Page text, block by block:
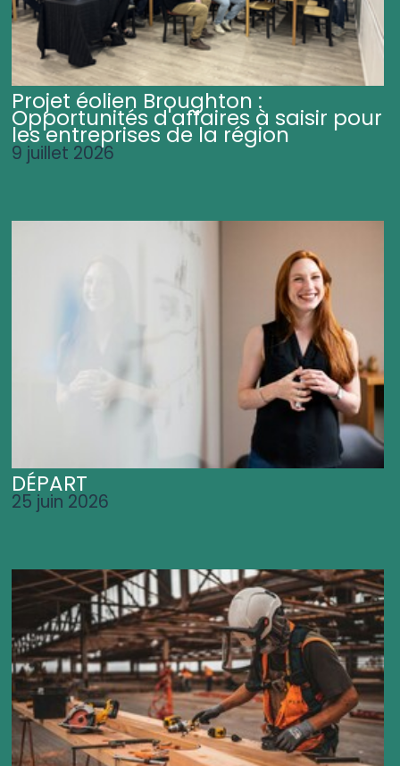
Projet éolien Broughton :
Opportunités d'affaires à saisir pour
les entreprises de la région
9 juillet 2026
DÉPART
25 juin 2026